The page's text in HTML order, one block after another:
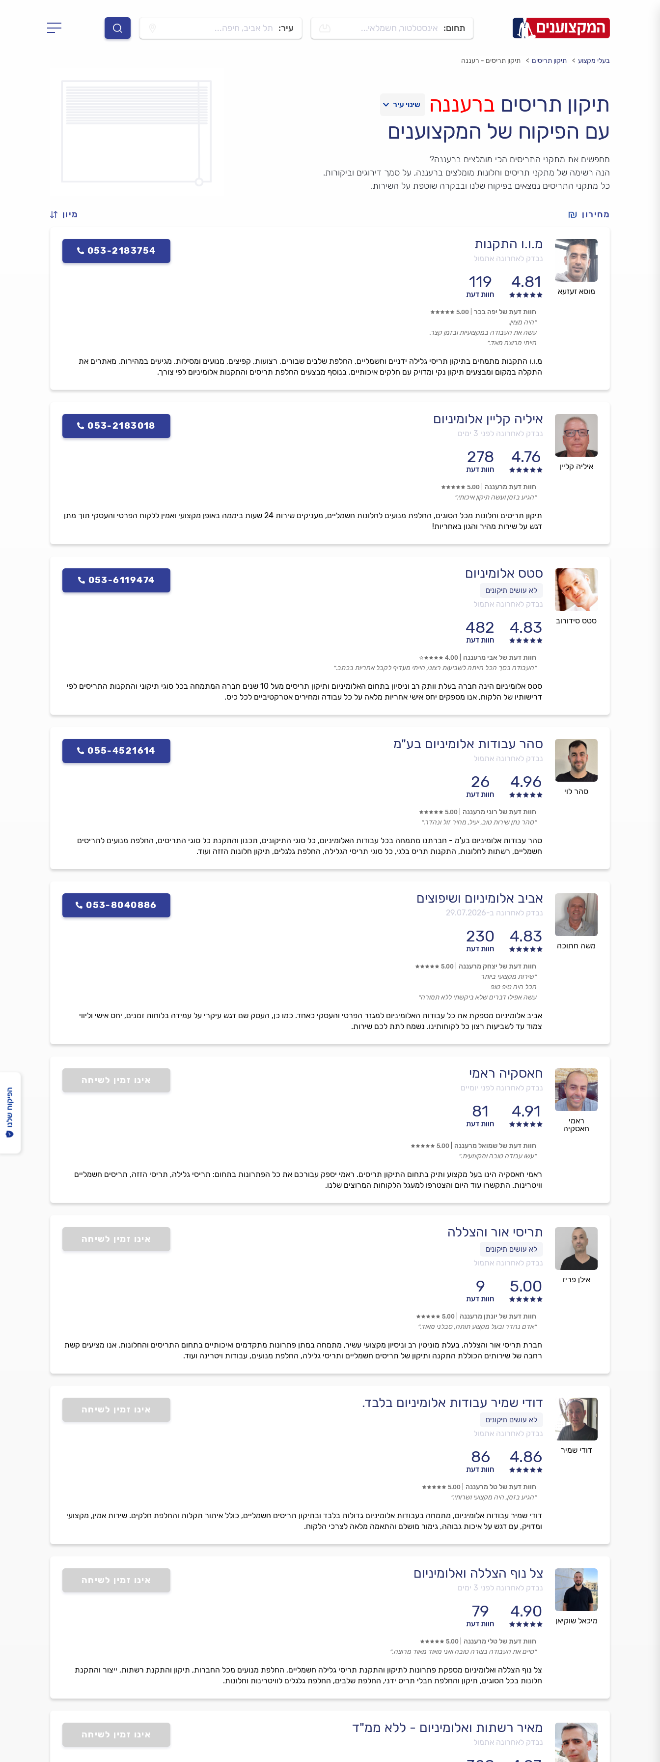
תחום: אינסטלטור, חשמלאי... עיר: תל אביב, חיפה...
בעלי מקצוע תיקון תריסים תיקון תריסים - רעננה
תיקון תריסים ברעננה
עם הפיקוח של המקצוענים
מחפשים את מתקני התריסים הכי מומלצים ברעננה?
הנה רשימה של מתקני תריסים וחלונות מומלצים ברעננה, על סמך דירוגים וביקורות.
כל מתקני התריסים נמצאים בפיקוח שלנו ובבקרה שוטפת על השירות.
מחירון מיון
מוסא זעזעא
מ.ו.ו התקנות
נבדק לאחרונה אתמול
4.81
119
חוות דעת
053-2183754
מ.ו.ו התקנות מתמחים בתיקון תריסי גלילה ידניים וחשמליים, החלפת שלבים שבורים, רצועות, קפיצים, מנועים ומסילות. מגיעים במהירות, מאתרים את
התקלה במקום ומבצעים תיקון נקי ומדויק עם חלקים איכותיים. בנוסף מבצעים החלפת תריסים והתקנות אלומיניום לפי צורך.
חוות דעת של יפה בכר 5.00
״היה מצוין.
עשה את העבודה במקצועיות ובזמן קצר.
הייתי מרוצה מאד.״
איליה קליין
איליה קליין אלומיניום
נבדק לאחרונה לפני 3 ימים
4.76
278
חוות דעת
053-2183018
תיקון תריסים וחלונות מכל הסוגים, החלפת מנועים לחלונות חשמליים, מעניקים שירות 24 שעות ביממה באופן מקצועי ואמין ללקוח הפרטי והעסקי תוך מתן
דגש על שירות מהיר והגון באחריות!
חוות דעת מרעננה 5.00
״הגיע בזמן ועשה תיקון איכותי.״
סטס סידורוב
סטס אלומיניום
נבדק לאחרונה אתמול
4.83
482
חוות דעת
053-6119474
סטס אלומיניום הינה חברה בעלת וותק רב וניסיון בתחום האלומיניום ותיקון תריסים מעל 10 שנים חברה המתמחה בכל סוגי תיקוני והתקנות התריסים לפי
דרישותיו של הלקוח, אנו מספקים יחס אישי אחריות מלאה על כל עבודה ומחירים אטרקטיביים לכל כיס.
חוות דעת של אבי מרעננה 4.00
״העבודה בסך הכל הייתה לשביעות רצוני, הייתי מעדיף לקבל אחריות בכתב.״
סהר לוי
סהר עבודות אלומיניום בע"מ
נבדק לאחרונה אתמול
4.96
26
חוות דעת
055-4521614
סהר עבודות אלומיניום בע'מ - חברתנו מתמחה בכל עבודות האלומיניום, כל סוגי התיקונים, תכנון והתקנת כל סוגי התריסים, החלפת מנועים לתריסים
חשמליים, רשתות לחלונות, התקנות תריס בלגי, כל סוגי תריסי הגלילה, החלפת גלגלים, תיקון חלונות הזזה ועוד.
חוות דעת של רוני מרעננה 5.00
״סהר נתן שירות טוב, יעיל, מחיר זול ונהדר.״
משה חתוכה
אביב אלומיניום ושיפוצים
נבדק לאחרונה ב-29.07.2026
4.83
230
חוות דעת
053-8040886
אביב אלומיניום מספקת את כל עבודות האלומיניום למגזר הפרטי והעסקי כאחד. כמו כן, העסק שם דגש עיקרי על עמידה בלוחות זמנים, יחס אישי וליווי
צמוד עד לשביעות רצון כל לקוחותינו. נשמח לתת לכם שירות.
חוות דעת של יצחק מרעננה 5.00
״שירות מקצועי ביותר
הכל היה טיפ טופ
עשה אפילו דברים שלא ביקשתי ללא תמורה״
ראמי
חאסקיה
חאסקיה ראמי
נבדק לאחרונה לפני יומיים
4.91
81
חוות דעת
אינו זמין לשיחה
ראמי חאסקיה הינו בעל מקצוע ותיק בתחום התיקון תריסים. ראמי יספק עבורכם את כל הפתרונות בתחום: תריסי גלילה, תריסי הזזה, תריסים חשמליים
וויטרינות. התקשרו עוד היום והצטרפו למעגל הלקוחות המרוצים שלנו.
חוות דעת של שמואל מרעננה 5.00
״עשו עבודה טובה ומקצועית.״
אילן פריז
תריסי אור והצללה
נבדק לאחרונה אתמול
5.00
9
חוות דעת
אינו זמין לשיחה
חברת תריסי אור והצללה, בעלת מוניטין רב וניסיון מקצועי עשיר, מתמחה במתן פתרונות מתקדמים ואיכותיים בתחום התריסים והחלונות. אנו מציעים קשת
רחבה של שירותים הכוללת התקנה ותיקון של תריסים חשמליים ותריסי גלילה, החלפת מנועים, עבודות ויטרינה ועוד.
חוות דעת של יונתן מרעננה 5.00
״אדם נהדר ובעל מקצוע תותח, סבלני מאוד.״
דודי שמיר
דודי שמיר עבודות אלומיניום בלבד.
נבדק לאחרונה אתמול
4.86
86
חוות דעת
אינו זמין לשיחה
דודי שמיר עבודות אלומיניום, מתמחה בעבודות אלומיניום גדולות בלבד ובתיקון תריסים חשמליים, כולל איתור תקלות והחלפת חלקים. שירות אמין, מקצועי
ומדויק, עם דגש על איכות גבוהה, גימור מושלם והתאמה מלאה לצרכי הלקוח.
חוות דעת של טל מרעננה 5.00
״הגיע בזמן, היה מקצועי ושרותי.״
מיכאל שוקיאן
צל נוף הצללה ואלומיניום
נבדק לאחרונה לפני 3 ימים
4.90
79
חוות דעת
אינו זמין לשיחה
צל נוף הצללה ואלומיניום מספקת פתרונות לתיקון והתקנת תריסי גלילה חשמליים, החלפת מנועים מכל החברות, תיקון והתקנת רשתות, ייצור והתקנת
חלונות בכל הסוגים, תיקון והחלפת חבלי תריס ידני, החלפת שלבים, החלפת גלגלים לוויטרינות וחלונות.
חוות דעת של טלי מרעננה 5.00
״סיים את העבודה בצורה טובה ואני מאוד מאוד מרוצה.״
מאיר רשתות ואלומיניום - ללא ממ"ד
נבדק לאחרונה אתמול
אינו זמין לשיחה
הפיקוח שלנו